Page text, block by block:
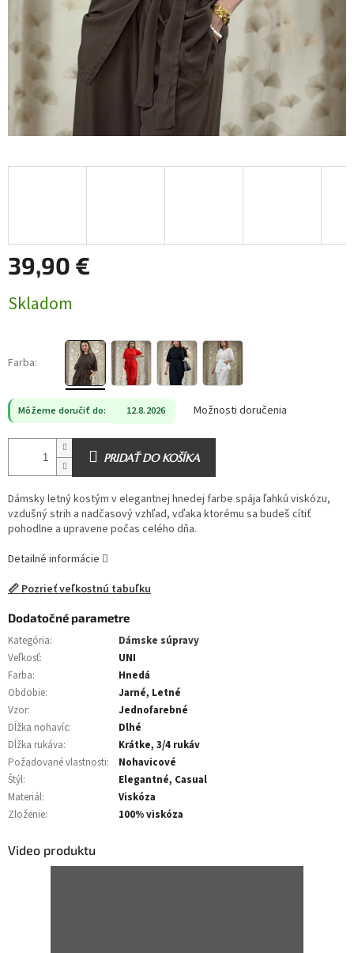
39,90 €
cena:
Skladom
Farba:
Môžeme doručiť do: 12.8.2026 Možnosti doručenia
PRIDAŤ DO KOŠÍKA
Dámsky letný kostým v elegantnej hnedej farbe spája ľahkú viskózu,
vzdušný strih a nadčasový vzhľad, vďaka ktorému sa budeš cítiť
pohodlne a upravene počas celého dňa.
Detailné informácie
📏 Pozrieť veľkostnú tabuľku
Dodatočné parametre
Kategória:
Dámske súpravy
Veľkosť:
UNI
Farba:
Hnedá
Obdobie:
Jarné, Letné
Vzor:
Jednofarebné
Dĺžka nohavíc:
Dlhé
Dĺžka rukáva:
Krátke, 3/4 rukáv
Požadované vlastnosti:
Nohavicové
Štýl:
Elegantné, Casual
Materiál:
Viskóza
Zloženie: 100% viskóza
Video produktu